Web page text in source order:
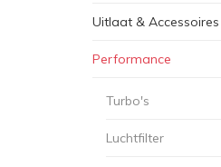
Uitlaat & Accessoires
Performance
Turbo's
Luchtfilter